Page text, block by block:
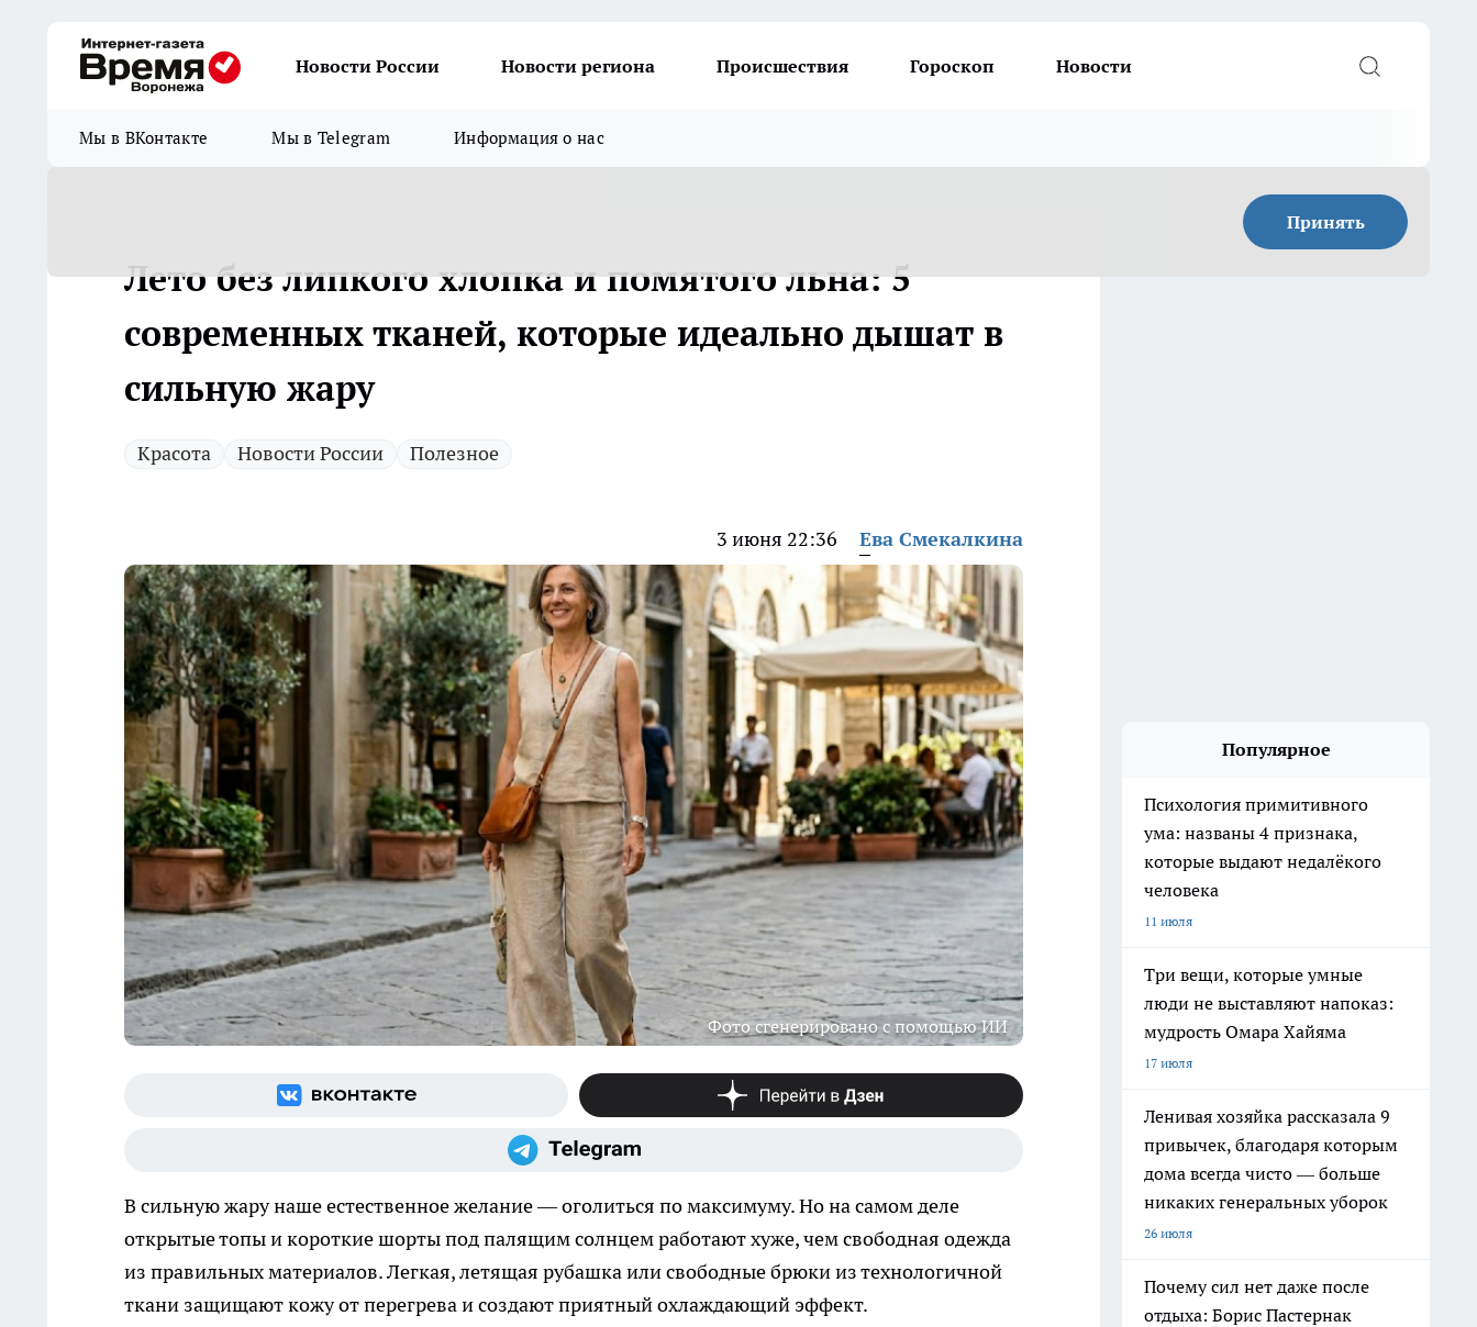
Новости России Новости региона Происшествия Гороскоп Новости
Мы в ВКонтакте Мы в Telegram Информация о нас
Принять
Лето без липкого хлопка и помятого льна: 5
современных тканей, которые идеально дышат в
сильную жару
Красота Новости России Полезное
3 июня 22:36 Ева Смекалкина
Фото сгенерировано с помощью ИИ
В сильную жару наше естественное желание — оголиться по максимуму. Но на самом деле
открытые топы и короткие шорты под палящим солнцем работают хуже, чем свободная одежда
из правильных материалов. Легкая, летящая рубашка или свободные брюки из технологичной
ткани защищают кожу от перегрева и создают приятный охлаждающий эффект.
Популярное
Психология примитивного
ума: названы 4 признака,
которые выдают недалёкого
человека
11 июля
Три вещи, которые умные
люди не выставляют напоказ:
мудрость Омара Хайяма
17 июля
Ленивая хозяйка рассказала 9
привычек, благодаря которым
дома всегда чисто — больше
никаких генеральных уборок
26 июля
Почему сил нет даже после
отдыха: Борис Пастернак